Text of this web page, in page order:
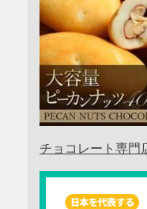
チョコレート専門